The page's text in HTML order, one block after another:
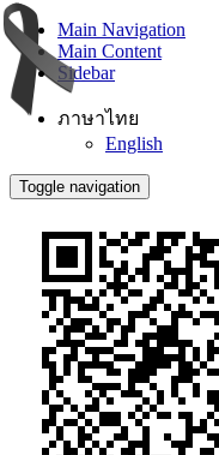
Main Navigation
Main Content
Sidebar
ภาษาไทย
English
Toggle navigation